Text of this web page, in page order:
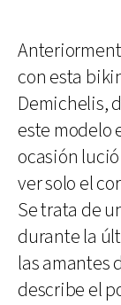
con esta
Demichelis,
este modelo
ocasión
ver solo el
Se trata de
durante la
las amantes
describe el